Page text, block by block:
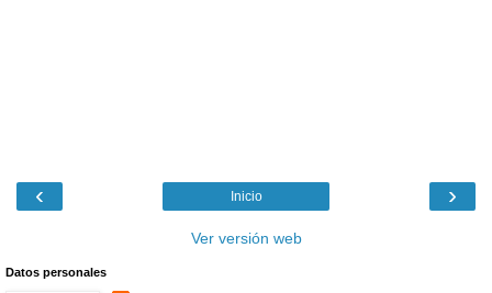
‹ ›
Inicio
Ver versión web
Datos personales